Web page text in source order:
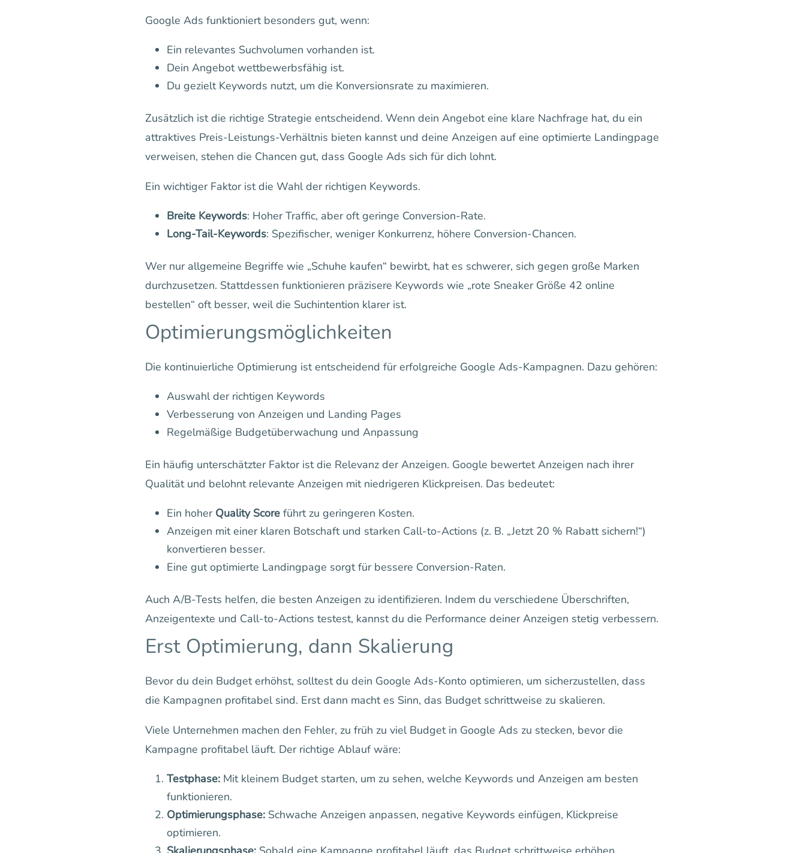
Google Ads funktioniert besonders gut, wenn:
Ein relevantes Suchvolumen vorhanden ist.
Dein Angebot wettbewerbsfähig ist.
Du gezielt Keywords nutzt, um die Konversionsrate zu maximieren.
Zusätzlich ist die richtige Strategie entscheidend. Wenn dein Angebot eine klare Nachfrage hat, du ein
attraktives Preis-Leistungs-Verhältnis bieten kannst und deine Anzeigen auf eine optimierte Landingpage
verweisen, stehen die Chancen gut, dass Google Ads sich für dich lohnt.
Ein wichtiger Faktor ist die Wahl der richtigen Keywords.
Breite Keywords: Hoher Traffic, aber oft geringe Conversion-Rate.
Long-Tail-Keywords: Spezifischer, weniger Konkurrenz, höhere Conversion-Chancen.
Wer nur allgemeine Begriffe wie „Schuhe kaufen“ bewirbt, hat es schwerer, sich gegen große Marken
durchzusetzen. Stattdessen funktionieren präzisere Keywords wie „rote Sneaker Größe 42 online
bestellen“ oft besser, weil die Suchintention klarer ist.
Optimierungsmöglichkeiten
Die kontinuierliche Optimierung ist entscheidend für erfolgreiche Google Ads-Kampagnen. Dazu gehören:
Auswahl der richtigen Keywords
Verbesserung von Anzeigen und Landing Pages
Regelmäßige Budgetüberwachung und Anpassung
Ein häufig unterschätzter Faktor ist die Relevanz der Anzeigen. Google bewertet Anzeigen nach ihrer
Qualität und belohnt relevante Anzeigen mit niedrigeren Klickpreisen. Das bedeutet:
Ein hoher Quality Scoreführt zu geringeren Kosten.
Anzeigen mit einer klaren Botschaft und starken Call-to-Actions (z. B. „Jetzt 20 % Rabatt sichern!“)
konvertieren besser.
Eine gut optimierte Landingpage sorgt für bessere Conversion-Raten.
Auch A/B-Tests helfen, die besten Anzeigen zu identifizieren. Indem du verschiedene Überschriften,
Anzeigentexte und Call-to-Actions testest, kannst du die Performance deiner Anzeigen stetig verbessern.
Erst Optimierung, dann Skalierung
Bevor du dein Budget erhöhst, solltest du dein Google Ads-Konto optimieren, um sicherzustellen, dass
die Kampagnen profitabel sind. Erst dann macht es Sinn, das Budget schrittweise zu skalieren.
Viele Unternehmen machen den Fehler, zu früh zu viel Budget in Google Ads zu stecken, bevor die
Kampagne profitabel läuft. Der richtige Ablauf wäre:
Testphase:Mit kleinem Budget starten, um zu sehen, welche Keywords und Anzeigen am besten
funktionieren.
Optimierungsphase:Schwache Anzeigen anpassen, negative Keywords einfügen, Klickpreise
optimieren.